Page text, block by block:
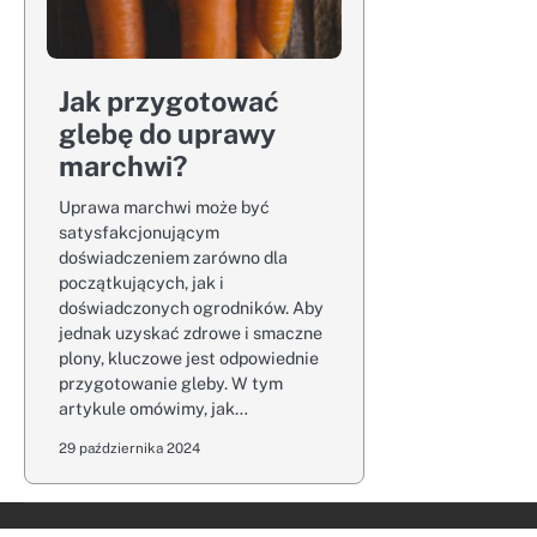
Jak przygotować
glebę do uprawy
marchwi?
Uprawa marchwi może być
satysfakcjonującym
doświadczeniem zarówno dla
początkujących, jak i
doświadczonych ogrodników. Aby
jednak uzyskać zdrowe i smaczne
plony, kluczowe jest odpowiednie
przygotowanie gleby. W tym
artykule omówimy, jak…
29 października 2024